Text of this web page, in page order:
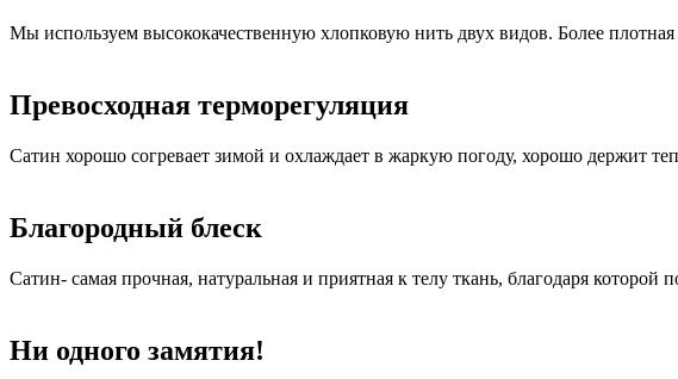
Мы используем высококачественную хлопковую нить двух видов. Более
Превосходная терморегуляция
Сатин хорошо согревает зимой и охлаждает в жаркую погоду, хорошо держит
Благородный блеск
Сатин- самая прочная, натуральная и приятная к телу ткань, благодаря которой
Ни одного замятия!